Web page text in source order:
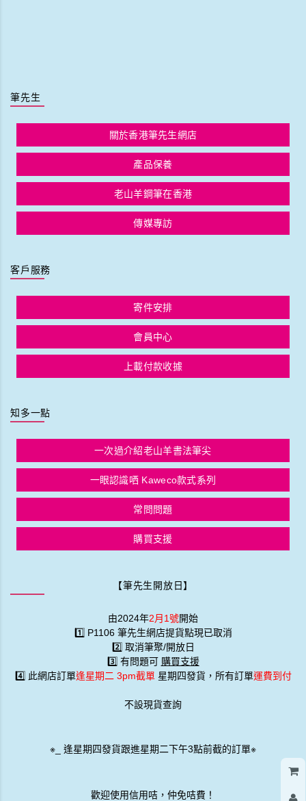
筆先生
關於香港筆先生網店
產品保養
老山羊鋼筆在香港
傳媒專訪
客戶服務
寄件安排
會員中心
上載付款收據
知多一點
一次過介紹老山羊書法筆尖
一眼認識哂 Kaweco款式系列
常問問題
購買支援
【筆先生開放日】
由2024年2月1號開始
1️⃣ P1106 筆先生網店提貨點現已取消
2️⃣ 取消筆聚/開放日
3️⃣ 有問題可 購買支援
4️⃣ 此網店訂單逢星期二 3pm截單 星期四發貨，所有訂單運費到付
不設現貨查詢
※ 逢星期四發貨跟進星期二下午3點前截的訂單※
歡迎使用信用咭，仲免咭費！